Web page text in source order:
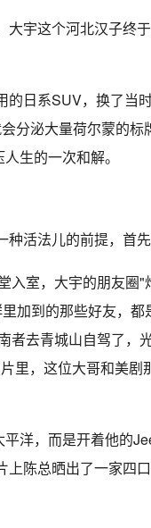
宇这个河北汉子终
日系SUV，换了当
分泌大量荷尔蒙的
生的一次和解。
活法儿的前提，首先
入室，大宇的朋友圈
加到的那些好友，
者去青城山自驾了，
里，这位大哥和美剧
洋，而是开着他的
陈总晒出了一家四